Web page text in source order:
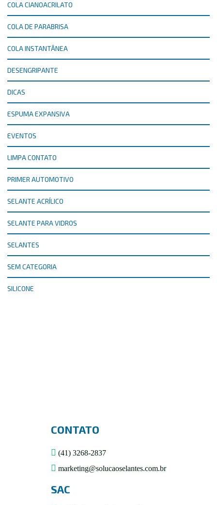
COLA CIANOACRILATO
COLA DE PARABRISA
COLA INSTANTÂNEA
DESENGRIPANTE
DICAS
ESPUMA EXPANSIVA
EVENTOS
LIMPA CONTATO
PRIMER AUTOMOTIVO
SELANTE ACRÍLICO
SELANTE PARA VIDROS
SELANTES
SEM CATEGORIA
SILICONE
CONTATO
(41) 3268-2837
marketing@solucaoselantes.com.br
SAC